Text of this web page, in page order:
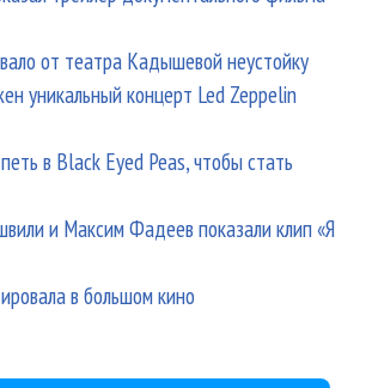
от театра Кадышевой неустойку
уникальный концерт Led Zeppelin
в Black Eyed Peas, чтобы стать
и Максим Фадеев показали клип «Я
в большом кино